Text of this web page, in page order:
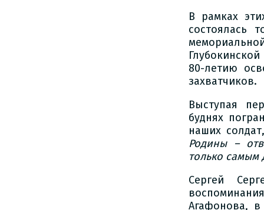
В рамках
состоялась
80-летию
захватчиков.
Выступая
буднях
наших
Родины –
только
Сергей
Агафонова,